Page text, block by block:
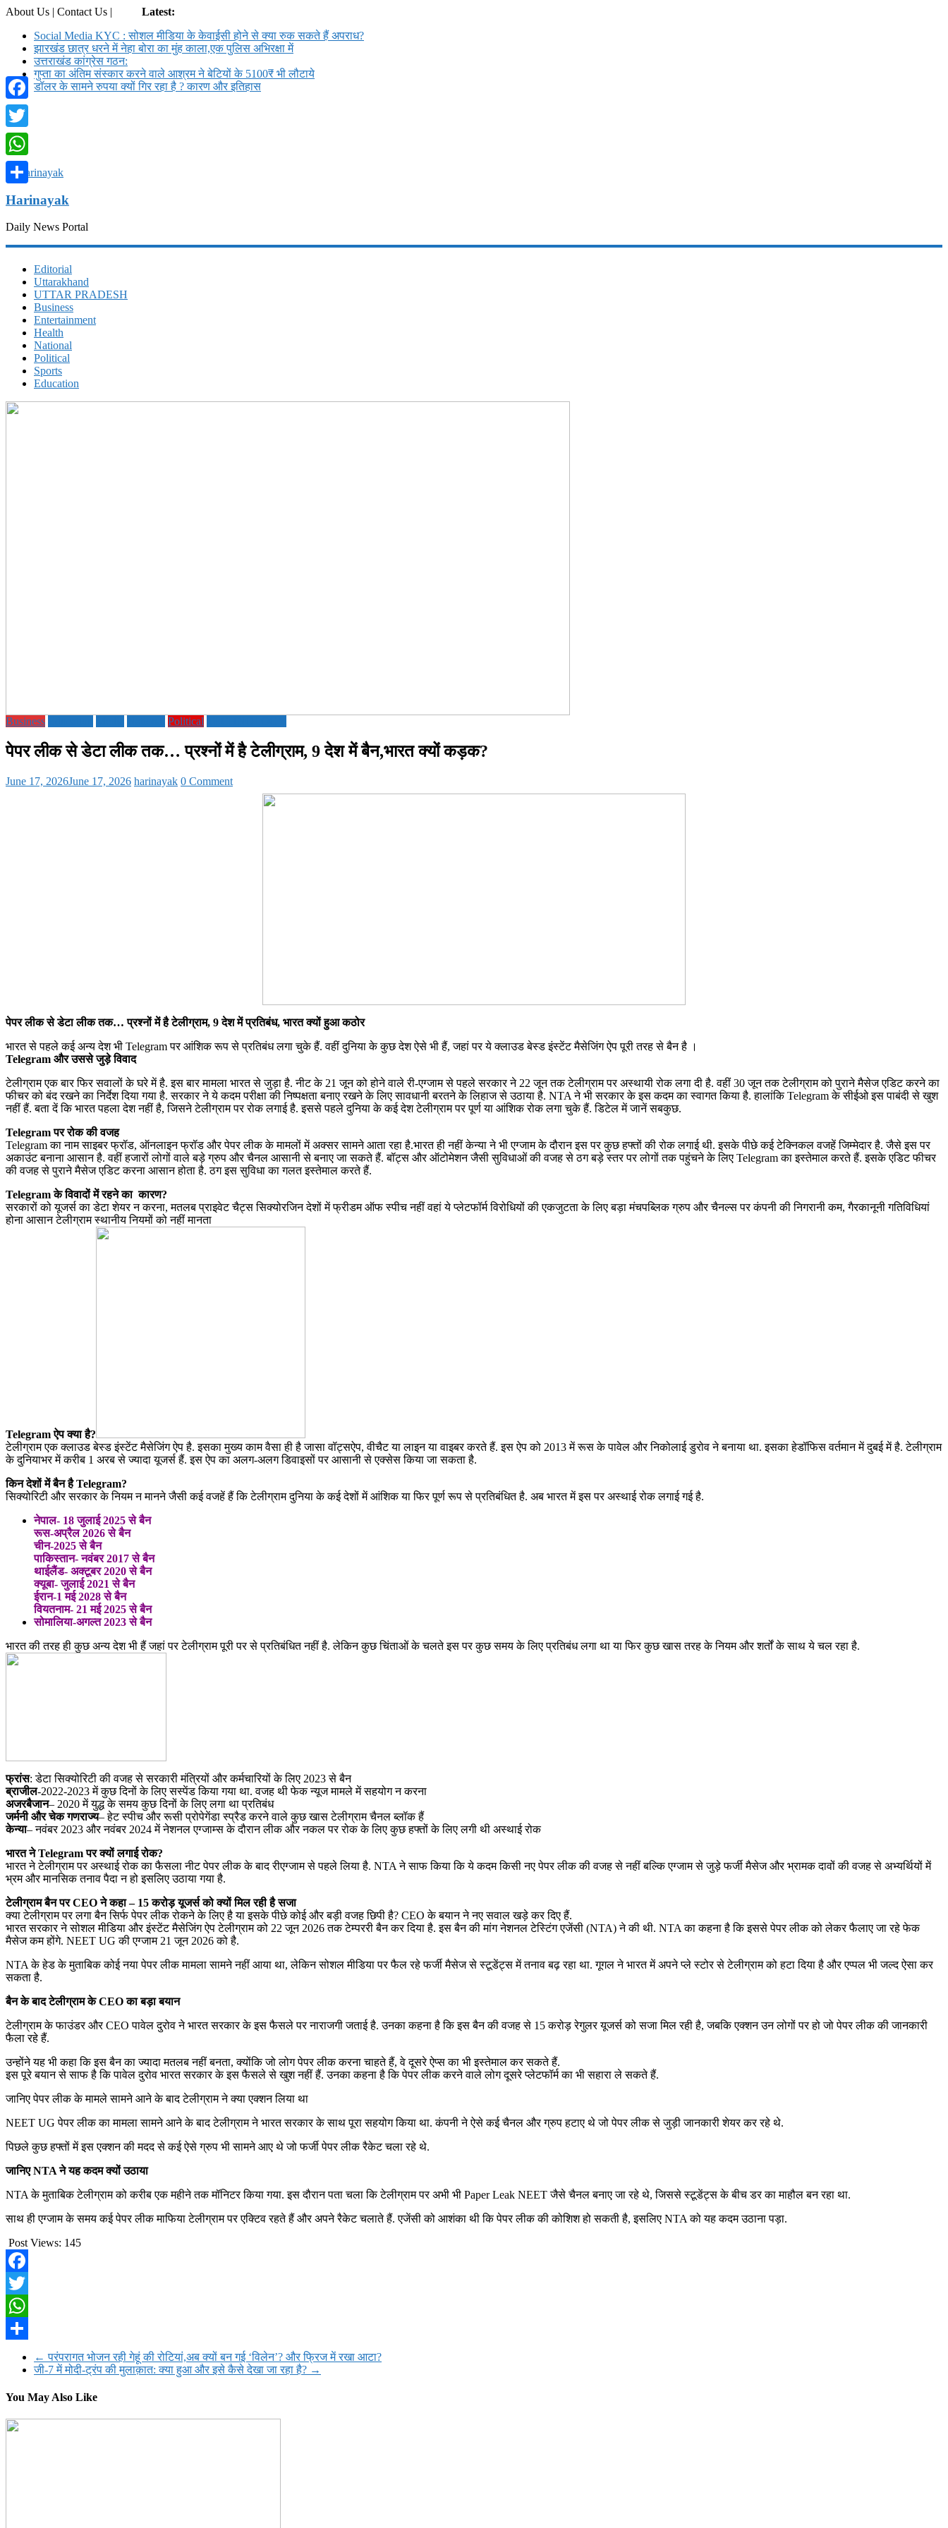
About Us | Contact Us |
Latest:
Social Media KYC : सोशल मीडिया के केवाईसी होने से क्या रुक सकते हैं अपराध?
झारखंड छात्र धरने में नेहा बोरा का मुंह काला,एक पुलिस अभिरक्षा में
उत्तराखंड कांग्रेस गठन:
गुप्ता का अंतिम संस्कार करने वाले आश्रम ने बेटियों के 5100₹ भी लौटाये
डॉलर के सामने रुपया क्यों गिर रहा है ? कारण और इतिहास
Harinayak
Daily News Portal
Editorial
Uttarakhand
UTTAR PRADESH
Business
Entertainment
Health
National
Political
Sports
Education
Business Political
पेपर लीक से डेटा लीक तक… प्रश्नों में है टेलीग्राम, 9 देश में बैन,भारत क्यों कड़क?
June 17, 2026June 17, 2026 harinayak 0 Comment
पेपर लीक से डेटा लीक तक… प्रश्नों में है टेलीग्राम, 9 देश में प्रतिबंध, भारत क्यों हुआ कठोर
भारत से पहले कई अन्य देश भी Telegram पर आंशिक रूप से प्रतिबंध लगा चुके हैं. वहीं दुनिया के कुछ देश ऐसे भी हैं, जहां पर ये क्लाउड बेस्ड इंस्टेंट मैसेजिंग ऐप पूरी तरह से बैन है ।
Telegram और उससे जुड़े विवाद
टेलीग्राम एक बार फिर सवालों के घरे में है. इस बार मामला भारत से जुड़ा है. नीट के 21 जून को होने वाले री-एग्जाम से पहले सरकार ने 22 जून तक टेलीग्राम पर अस्थायी रोक लगा दी है. वहीं 30 जून तक टेलीग्राम को पुराने मैसेज एडिट करने का
फीचर को बंद रखने का निर्देश दिया गया है. सरकार ने ये कदम परीक्षा की निष्पक्षता बनाए रखने के लिए सावधानी बरतने के लिहाज से उठाया है. NTA ने भी सरकार के इस कदम का स्वागत किया है. हालांकि Telegram के सीईओ इस पाबंदी से खुश
नहीं हैं. बता दें कि भारत पहला देश नहीं है, जिसने टेलीग्राम पर रोक लगाई है. इससे पहले दुनिया के कई देश टेलीग्राम पर पूर्ण या आंशिक रोक लगा चुके हैं. डिटेल में जानें सबकुछ.
Telegram पर रोक की वजह
Telegram का नाम साइबर फ्रॉड, ऑनलाइन फ्रॉड और पेपर लीक के मामलों में अक्सर सामने आता रहा है.भारत ही नहीं केन्या ने भी एग्जाम के दौरान इस पर कुछ हफ्तों की रोक लगाई थी. इसके पीछे कई टेक्निकल वजहें जिम्मेदार है. जैसे इस पर
अकाउंट बनाना आसान है. वहीं हजारों लोगों वाले बड़े ग्रुप और चैनल आसानी से बनाए जा सकते हैं. बॉट्स और ऑटोमेशन जैसी सुविधाओं की वजह से ठग बड़े स्तर पर लोगों तक पहुंचने के लिए Telegram का इस्तेमाल करते हैं. इसके एडिट फीचर
की वजह से पुराने मैसेज एडिट करना आसान होता है. ठग इस सुविधा का गलत इस्तेमाल करते हैं.
Telegram के विवादों में रहने का कारण?
सरकारों को यूजर्स का डेटा शेयर न करना, मतलब प्राइवेट चैट्स सिक्योरजिन देशों में फ्रीडम ऑफ स्पीच नहीं वहां ये प्लेटफॉर्म विरोधियों की एकजुटता के लिए बड़ा मंचपब्लिक ग्रुप और चैनल्स पर कंपनी की निगरानी कम, गैरकानूनी गतिविधियां
होना आसान टेलीग्राम स्थानीय नियमों को नहीं मानता
Telegram ऐप क्या है?
टेलीग्राम एक क्लाउड बेस्ड इंस्टेंट मैसेजिंग ऐप है. इसका मुख्य काम वैसा ही है जासा वॉट्सऐप, वीचैट या लाइन या वाइबर करते हैं. इस ऐप को 2013 में रूस के पावेल और निकोलाई डुरोव ने बनाया था. इसका हेडॉफिस वर्तमान में दुबई में है. टेलीग्राम
के दुनियाभर में करीब 1 अरब से ज्यादा यूजर्स हैं. इस ऐप का अलग-अलग डिवाइसों पर आसानी से एक्सेस किया जा सकता है.
किन देशों में बैन है Telegram?
सिक्योरिटी और सरकार के नियम न मानने जैसी कई वजहें हैं कि टेलीग्राम दुनिया के कई देशों में आंशिक या फिर पूर्ण रूप से प्रतिबंधित है. अब भारत में इस पर अस्थाई रोक लगाई गई है.
नेपाल- 18 जुलाई 2025 से बैन
रूस-अप्रैल 2026 से बैन
चीन-2025 से बैन
पाकिस्तान- नवंबर 2017 से बैन
थाईलैंड- अक्टूबर 2020 से बैन
क्यूबा- जुलाई 2021 से बैन
ईरान-1 मई 2028 से बैन
वियतनाम- 21 मई 2025 से बैन
सोमालिया-अगल्त 2023 से बैन
भारत की तरह ही कुछ अन्य देश भी हैं जहां पर टेलीग्राम पूरी पर से प्रतिबंधित नहीं है. लेकिन कुछ चिंताओं के चलते इस पर कुछ समय के लिए प्रतिबंध लगा था या फिर कुछ खास तरह के नियम और शर्तों के साथ ये चल रहा है.
फ्रांस: डेटा सिक्योरिटी की वजह से सरकारी मंत्रियों और कर्मचारियों के लिए 2023 से बैन
ब्राजील-2022-2023 में कुछ दिनों के लिए सस्पेंड किया गया था. वजह थी फेक न्यूज मामले में सहयोग न करना
अजरबैजान– 2020 में युद्ध के समय कुछ दिनों के लिए लगा था प्रतिबंध
जर्मनी और चेक गणराज्य– हेट स्पीच और रूसी प्रोपेगेंडा स्प्रैड करने वाले कुछ खास टेलीग्राम चैनल ब्लॉक हैं
केन्या– नवंबर 2023 और नवंबर 2024 में नेशनल एग्जाम्स के दौरान लीक और नकल पर रोक के लिए कुछ हफ्तों के लिए लगी थी अस्थाई रोक
भारत ने Telegram पर क्यों लगाई रोक?
भारत ने टेलीग्राम पर अस्थाई रोक का फैसला नीट पेपर लीक के बाद रीएग्जाम से पहले लिया है. NTA ने साफ किया कि ये कदम किसी नए पेपर लीक की वजह से नहीं बल्कि एग्जाम से जुड़े फर्जी मैसेज और भ्रामक दावों की वजह से अभ्यर्थियों में
भ्रम और मानसिक तनाव पैदा न हो इसलिए उठाया गया है.
टेलीग्राम बैन पर CEO ने कहा – 15 करोड़ यूजर्स को क्यों मिल रही है सजा
क्या टेलीग्राम पर लगा बैन सिर्फ पेपर लीक रोकने के लिए है या इसके पीछे कोई और बड़ी वजह छिपी है? CEO के बयान ने नए सवाल खड़े कर दिए हैं.
भारत सरकार ने सोशल मीडिया और इंस्टेंट मैसेजिंग ऐप टेलीग्राम को 22 जून 2026 तक टेम्पररी बैन कर दिया है. इस बैन की मांग नेशनल टेस्टिंग एजेंसी (NTA) ने की थी. NTA का कहना है कि इससे पेपर लीक को लेकर फैलाए जा रहे फेक
मैसेज कम होंगे. NEET UG की एग्जाम 21 जून 2026 को है.
NTA के हेड के मुताबिक कोई नया पेपर लीक मामला सामने नहीं आया था, लेकिन सोशल मीडिया पर फैल रहे फर्जी मैसेज से स्टूडेंट्स में तनाव बढ़ रहा था. गूगल ने भारत में अपने प्ले स्टोर से टेलीग्राम को हटा दिया है और एप्पल भी जल्द ऐसा कर
सकता है.
बैन के बाद टेलीग्राम के CEO का बड़ा बयान
टेलीग्राम के फाउंडर और CEO पावेल दुरोव ने भारत सरकार के इस फैसले पर नाराजगी जताई है. उनका कहना है कि इस बैन की वजह से 15 करोड़ रेगुलर यूजर्स को सजा मिल रही है, जबकि एक्शन उन लोगों पर हो जो पेपर लीक की जानकारी
फैला रहे हैं.
उन्होंने यह भी कहा कि इस बैन का ज्यादा मतलब नहीं बनता, क्योंकि जो लोग पेपर लीक करना चाहते हैं, वे दूसरे ऐप्स का भी इस्तेमाल कर सकते हैं.
इस पूरे बयान से साफ है कि पावेल दुरोव भारत सरकार के इस फैसले से खुश नहीं हैं. उनका कहना है कि पेपर लीक करने वाले लोग दूसरे प्लेटफॉर्म का भी सहारा ले सकते हैं.
जानिए पेपर लीक के मामले सामने आने के बाद टेलीग्राम ने क्या एक्शन लिया था
NEET UG पेपर लीक का मामला सामने आने के बाद टेलीग्राम ने भारत सरकार के साथ पूरा सहयोग किया था. कंपनी ने ऐसे कई चैनल और ग्रुप हटाए थे जो पेपर लीक से जुड़ी जानकारी शेयर कर रहे थे.
पिछले कुछ हफ्तों में इस एक्शन की मदद से कई ऐसे ग्रुप भी सामने आए थे जो फर्जी पेपर लीक रैकेट चला रहे थे.
जानिए NTA ने यह कदम क्यों उठाया
NTA के मुताबिक टेलीग्राम को करीब एक महीने तक मॉनिटर किया गया. इस दौरान पता चला कि टेलीग्राम पर अभी भी Paper Leak NEET जैसे चैनल बनाए जा रहे थे, जिससे स्टूडेंट्स के बीच डर का माहौल बन रहा था.
साथ ही एग्जाम के समय कई पेपर लीक माफिया टेलीग्राम पर एक्टिव रहते हैं और अपने रैकेट चलाते हैं. एजेंसी को आशंका थी कि पेपर लीक की कोशिश हो सकती है, इसलिए NTA को यह कदम उठाना पड़ा.
Post Views: 145
Facebook
Twitter
WhatsApp
← परंपरागत भोजन रही गेहूं की रोटियां,अब क्यों बन गई ‘विलेन’? और फ्रिज में रखा आटा?
जी-7 में मोदी-ट्रंप की मुलाक़ात: क्या हुआ और इसे कैसे देखा जा रहा है? →
You May Also Like
Facebook
Twitter
WhatsApp
Share